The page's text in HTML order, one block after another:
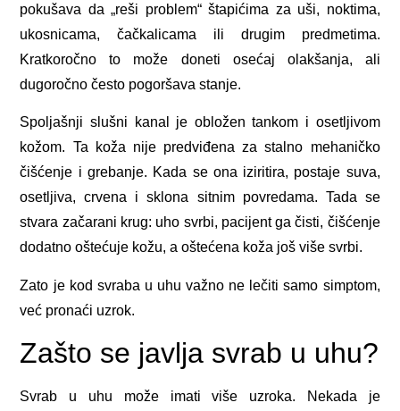
pokušava da „reši problem“ štapićima za uši, noktima,
ukosnicama, čačkalicama ili drugim predmetima.
Kratkoročno to može doneti osećaj olakšanja, ali
dugoročno često pogoršava stanje.
Spoljašnji slušni kanal je obložen tankom i osetljivom
kožom. Ta koža nije predviđena za stalno mehaničko
čišćenje i grebanje. Kada se ona iziritira, postaje suva,
osetljiva, crvena i sklona sitnim povredama. Tada se
stvara začarani krug: uho svrbi, pacijent ga čisti, čišćenje
dodatno oštećuje kožu, a oštećena koža još više svrbi.
Zato je kod svraba u uhu važno ne lečiti samo simptom,
već pronaći uzrok.
Zašto se javlja svrab u uhu?
Svrab u uhu može imati više uzroka. Nekada je